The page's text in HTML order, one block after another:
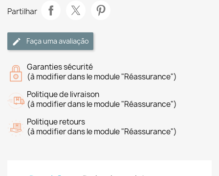
Partilhar
Faça uma avaliação
Garanties sécurité
(à modifier dans le module "Réassurance")
Politique de livraison
(à modifier dans le module "Réassurance")
Politique retours
(à modifier dans le module "Réassurance")